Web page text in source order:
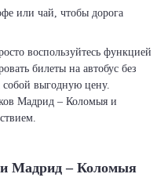
или чай, чтобы дорога
воспользуйтесь функцией
билеты на автобус без
собой выгодную цену.
Мадрид – Коломыя и
Мадрид – Коломыя